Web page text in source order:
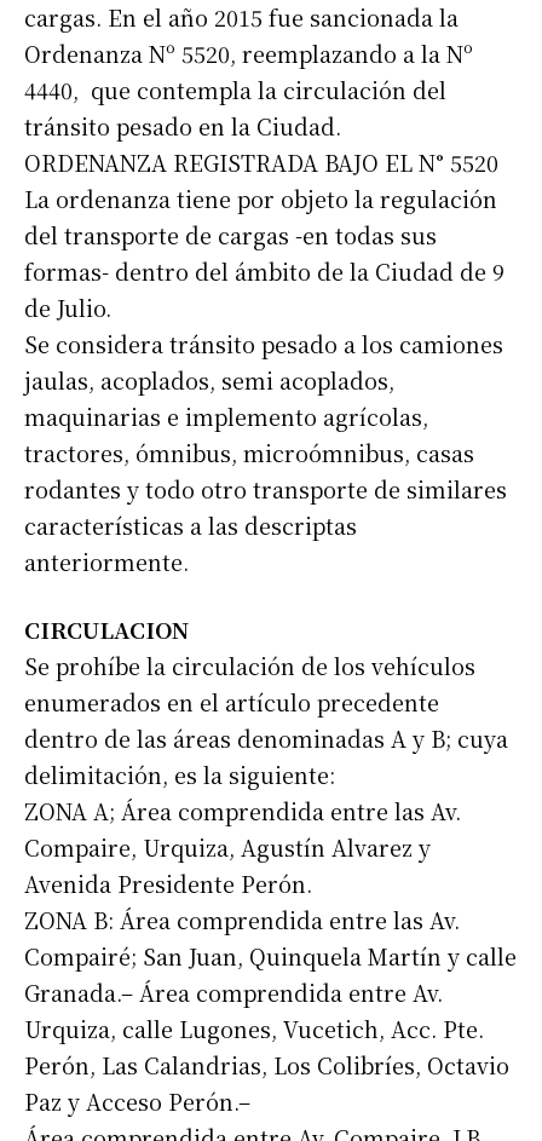
cargas. En el año 2015 fue sancionada la
Ordenanza Nº 5520, reemplazando a la Nº
4440, que contempla la circulación del
tránsito pesado en la Ciudad.
ORDENANZA REGISTRADA BAJO EL N° 5520
La ordenanza tiene por objeto la regulación
del transporte de cargas -en todas sus
formas- dentro del ámbito de la Ciudad de 9
de Julio.
Se considera tránsito pesado a los camiones
jaulas, acoplados, semi acoplados,
maquinarias e implemento agrícolas,
tractores, ómnibus, microómnibus, casas
rodantes y todo otro transporte de similares
características a las descriptas
anteriormente.
CIRCULACION
Se prohíbe la circulación de los vehículos
enumerados en el artículo precedente
dentro de las áreas denominadas A y B; cuya
delimitación, es la siguiente:
ZONA A; Área comprendida entre las Av.
Compaire, Urquiza, Agustín Alvarez y
Avenida Presidente Perón.
ZONA B: Área comprendida entre las Av.
Compairé; San Juan, Quinquela Martín y calle
Granada.– Área comprendida entre Av.
Urquiza, calle Lugones, Vucetich, Acc. Pte.
Perón, Las Calandrias, Los Colibríes, Octavio
Paz y Acceso Perón.–